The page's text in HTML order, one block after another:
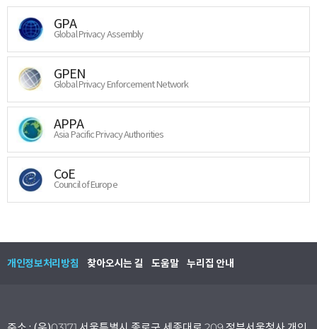
GPA
Global Privacy Assembly
GPEN
Global Privacy Enforcement Network
APPA
Asia Pacific Privacy Authorities
CoE
Council of Europe
개인정보처리방침 찾아오시는 길 도움말 누리집 안내